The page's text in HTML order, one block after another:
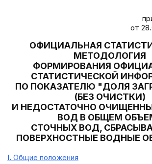
от
ОФИЦИАЛЬНАЯ
МЕТОДОЛОГИЯ
ФОРМИРОВАНИЯ
СТАТИСТИЧЕСКОЙ
ПО ПОКАЗАТЕЛЮ "ДОЛЯ
(БЕЗ ОЧИСТКИ)
И НЕДОСТАТОЧНО
ВОД В ОБЩЕМ
СТОЧНЫХ ВОД,
ПОВЕРХНОСТНЫЕ ВОДНЫЕ
I. Общие положения